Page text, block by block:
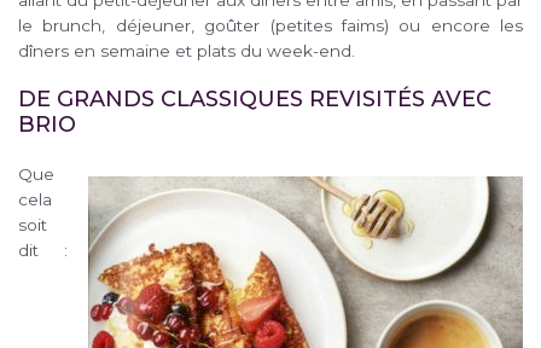
le brunch, déjeuner, goûter (petites faims) ou encore les
dîners en semaine et plats du week-end.
DE GRANDS CLASSIQUES REVISITÉS AVEC
BRIO
Que
cela
soit
dit :